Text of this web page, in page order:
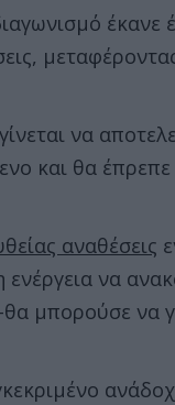
έκανε
να
και θα έπρεπε
αναθέσεις
να
μπορούσε να